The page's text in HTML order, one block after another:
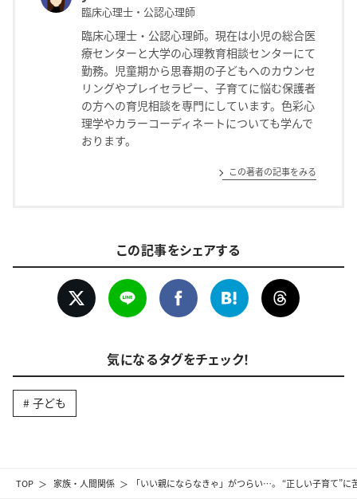
TOP 家族・人間関係 「いい親にならなきゃ」がつらい…。 “正しい子育て”
臨床心理士・公認心理師
臨床心理士・公認心理師。現在は小児の総合医
療センターと大学の心理教育相談センターにて
勤務。児童期から思春期の子どもへのカウンセ
リングやプレイセラピー、子育てに悩む保護者
の方への育児相談を専門にしています。色彩心
理学やカラーコーディネートについても学んで
おります。
この著者の記事をみる
この記事をシェアする
気になるタグをチェック！
子ども